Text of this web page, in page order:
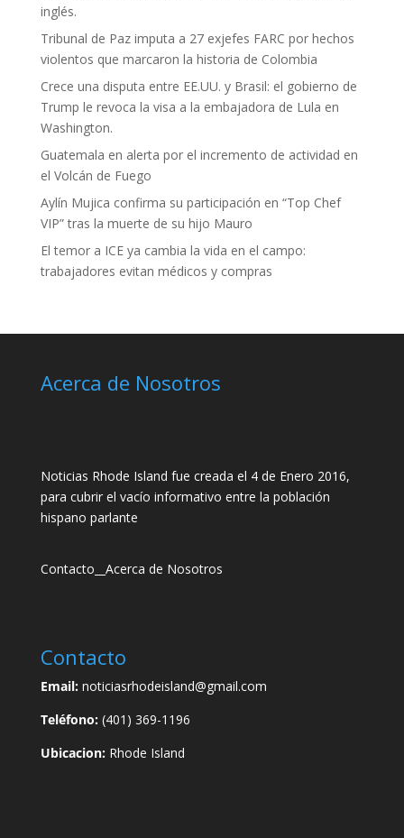
inglés.
Tribunal de Paz imputa a 27 exjefes FARC por hechos
violentos que marcaron la historia de Colombia
Crece una disputa entre EE.UU. y Brasil: el gobierno de
Trump le revoca la visa a la embajadora de Lula en
Washington.
Guatemala en alerta por el incremento de actividad en
el Volcán de Fuego
Aylín Mujica confirma su participación en “Top Chef
VIP” tras la muerte de su hijo Mauro
El temor a ICE ya cambia la vida en el campo:
trabajadores evitan médicos y compras
Acerca de Nosotros
Noticias Rhode Island fue creada el 4 de Enero 2016,
para cubrir el vacío informativo entre la población
hispano parlante
Contacto Acerca de Nosotros
Contacto
Email:noticiasrhodeisland@gmail.com
Teléfono:(401) 369-1196
Ubicacion:Rhode Island